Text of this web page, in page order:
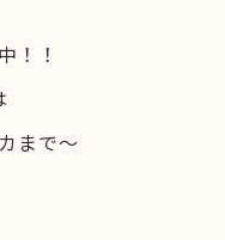
！！
まで～